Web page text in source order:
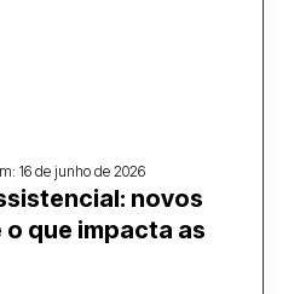
16 de junho de 2026
novos
o que impacta as